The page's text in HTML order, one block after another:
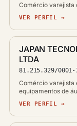
Comércio varejista
VER PERFIL →
JAPAN
LTDA
81.215.329/0001-
Comércio varejista
equipamentos de
VER PERFIL →